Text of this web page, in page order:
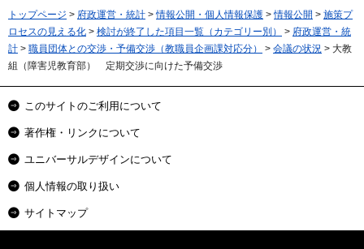
トップページ > 府政運営・統計 >情報公開・個人情報保護 >情報公開 > 施策プ
ロセスの見える化 > 検討が終了した項目一覧（カテゴリー別） > 府政運営・統
計 > 職員団体との交渉・予備交渉（教職員企画課対応分） > 会議の状況 > 大教
組（障害児教育部） 定期交渉に向けた予備交渉
このサイトのご利用について
著作権・リンクについて
ユニバーサルデザインについて
個人情報の取り扱い
サイトマップ